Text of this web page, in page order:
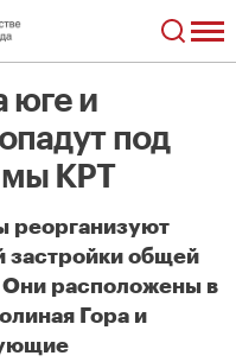
юге и
под
КРТ
реорганизуют
застройки общей
расположены в
Гора и